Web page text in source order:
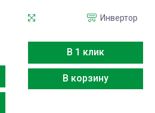
Инвертор
В 1 клик
В корзину